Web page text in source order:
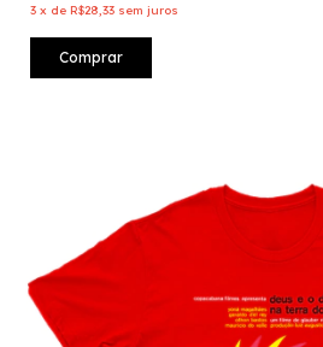
3 x de R$28,33 sem juros
Comprar